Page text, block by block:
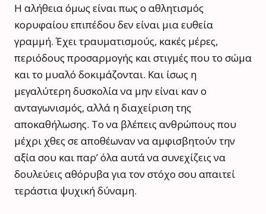
Η αλήθεια όμως είναι πως ο αθλητισμός
κορυφαίου επιπέδου δεν είναι μια ευθεία
γραμμή. Έχει τραυματισμούς, κακές μέρες,
περιόδους προσαρμογής και στιγμές που το σώμα
και το μυαλό δοκιμάζονται. Και ίσως η
μεγαλύτερη δυσκολία να μην είναι καν ο
ανταγωνισμός, αλλά η διαχείριση της
αποκαθήλωσης. Το να βλέπεις ανθρώπους που
μέχρι χθες σε αποθέωναν να αμφισβητούν την
αξία σου και παρ’ όλα αυτά να συνεχίζεις να
δουλεύεις αθόρυβα για τον στόχο σου απαιτεί
τεράστια ψυχική δύναμη.